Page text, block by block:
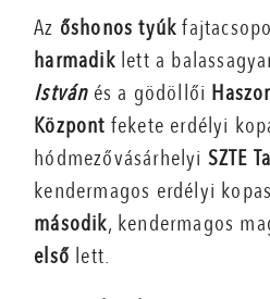
Az őshonos tyúk
harmadiklett a
Istvánés a gödöllői
Központ fekete erdélyi
hódmezővásárhelyi SZTE
kendermagos erdélyi
második, kendermagos
első lett.